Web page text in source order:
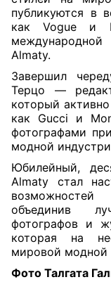
публикуются в
как Vogue и
международной
Almaty.
Завершил
Терцо —
который
как Gucci и
фотографами
модной
Юбилейный,
Almaty стал
объединив
фотографов и
которая на
мировой модной
Фото Талгата